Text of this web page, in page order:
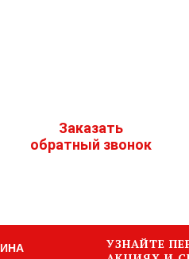
Заказать
обратный звонок
УЗНАЙТЕ